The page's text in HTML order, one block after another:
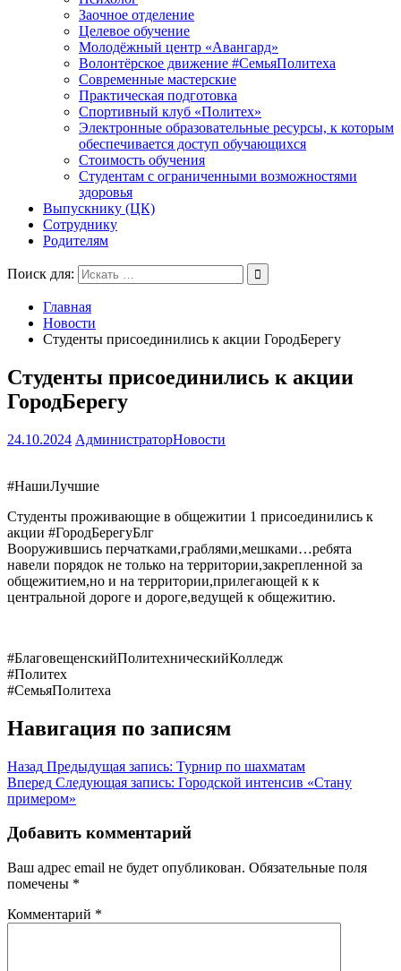
Заочное отделение
Целевое обучение
Молодёжный центр «Авангард»
Волонтёрское движение #СемьяПолитеха
Современные мастерские
Практическая подготовка
Спортивный клуб «Политех»
Электронные образовательные ресурсы, к которым
обеспечивается доступ обучающихся
Стоимость обучения
Студентам с ограниченными возможностями
здоровья
Выпускнику (ЦК)
Сотруднику
Родителям
Поиск для:
Главная
Новости
Студенты присоединились к акции ГородБерегу
Студенты присоединились к акции
ГородБерегу
24.10.2024 АдминистраторНовости
#НашиЛучшие
Студенты проживающие в общежитии 1 присоединились к
акции #ГородБерегуБлг
Вооружившись перчатками,граблями,мешками…ребята
навели порядок не только на территории,закрепленной за
общежитием,но и на территории,прилегающей к к
центральной дороге и дороге,ведущей к общежитию.
#БлаговещенскийПолитехническийКолледж
#Политех
#СемьяПолитеха
Навигация по записям
Назад Предыдущая запись: Турнир по шахматам
Вперед Следующая запись: Городской интенсив «Стану
примером»
Добавить комментарий
Ваш адрес email не будет опубликован. Обязательные поля
помечены *
Комментарий *